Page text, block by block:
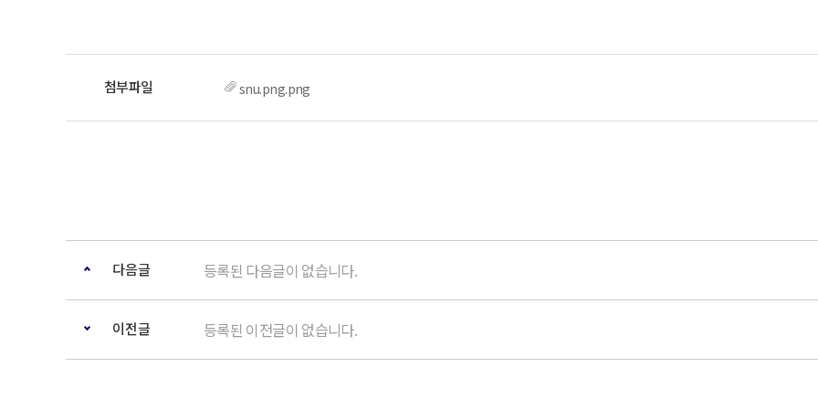
snu.png.png
다음글 등록된 다음글이 없습니다.
이전글 등록된 이전글이 없습니다.